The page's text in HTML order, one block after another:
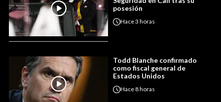
posesión
Hace3 horas
Todd Blanche confirmado
como fiscal general de
Estados Unidos
Hace8 horas